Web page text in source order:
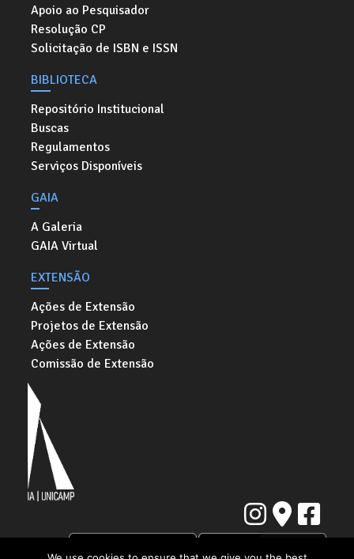
Apoio ao Pesquisador
Resolução CP
Solicitação de ISBN e ISSN
BIBLIOTECA
Repositório Institucional
Buscas
Regulamentos
Serviços Disponíveis
GAIA
A Galeria
GAIA Virtual
EXTENSÃO
Ações de Extensão
Projetos de Extensão
Ações de Extensão
Comissão de Extensão